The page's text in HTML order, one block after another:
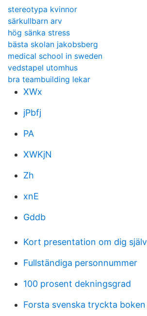
stereotypa kvinnor
särkullbarn arv
hög sänka stress
bästa skolan jakobsberg
medical school in sweden
vedstapel utomhus
bra teambuilding lekar
XWx
jPbfj
PA
XWKjN
Zh
xnE
Gddb
Kort presentation om dig själv
Fullständiga personnummer
100 prosent dekningsgrad
Forsta svenska tryckta boken